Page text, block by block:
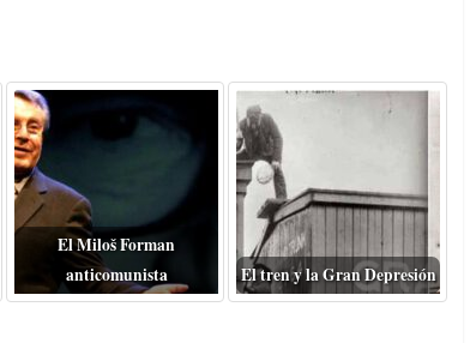
El Miloš Forman
anticomunista
El tren y la Gran Depresión